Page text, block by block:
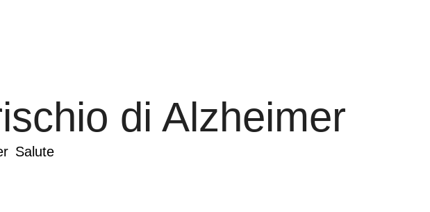
di Alzheimer
Salute